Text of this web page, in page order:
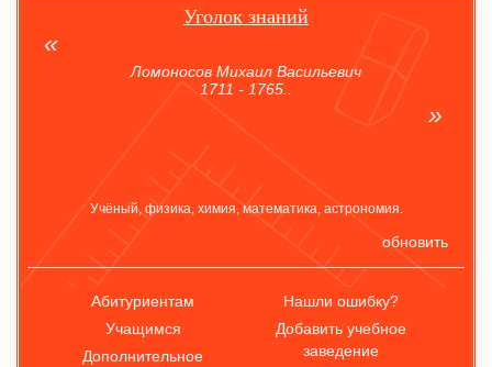
Уголок знаний
Ломоносов Михаил Васильевич
1711 - 1765..
Учёный, физика, химия, математика, астрономия.
обновить
Абитуриентам
Учащимся
Дополнительное
Нашли ошибку?
Добавить учебное
заведение